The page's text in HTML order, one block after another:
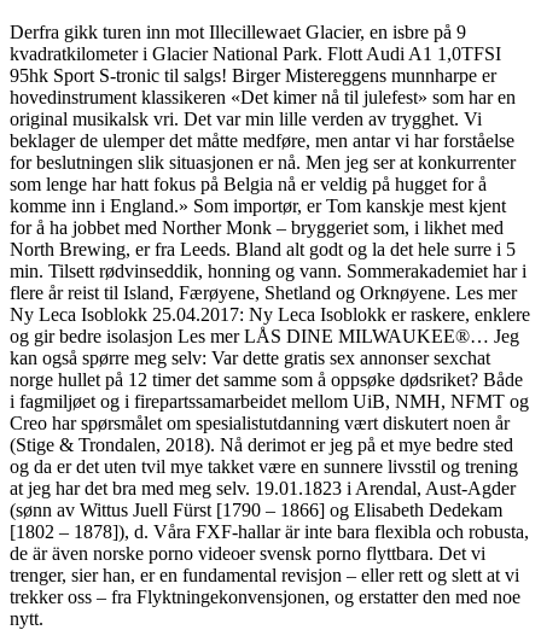
Derfra gikk turen inn mot Illecillewaet Glacier, en isbre på 9
kvadratkilometer i Glacier National Park. Flott Audi A1 1,0TFSI
95hk Sport S-tronic til salgs! Birger Mistereggens munnharpe er
hovedinstrument klassikeren «Det kimer nå til julefest» som har en
original musikalsk vri. Det var min lille verden av trygghet. Vi
beklager de ulemper det måtte medføre, men antar vi har forståelse
for beslutningen slik situasjonen er nå. Men jeg ser at konkurrenter
som lenge har hatt fokus på Belgia nå er veldig på hugget for å
komme inn i England.» Som importør, er Tom kanskje mest kjent
for å ha jobbet med Norther Monk – bryggeriet som, i likhet med
North Brewing, er fra Leeds. Bland alt godt og la det hele surre i 5
min. Tilsett rødvinseddik, honning og vann. Sommerakademiet har i
flere år reist til Island, Færøyene, Shetland og Orknøyene. Les mer
Ny Leca Isoblokk 25.04.2017: Ny Leca Isoblokk er raskere, enklere
og gir bedre isolasjon Les mer LÅS DINE MILWAUKEE®… Jeg
kan også spørre meg selv: Var dette gratis sex annonser sexchat
norge hullet på 12 timer det samme som å oppsøke dødsriket? Både
i fagmiljøet og i firepartssamarbeidet mellom UiB, NMH, NFMT og
Creo har spørsmålet om spesialistutdanning vært diskutert noen år
(Stige & Trondalen, 2018). Nå derimot er jeg på et mye bedre sted
og da er det uten tvil mye takket være en sunnere livsstil og trening
at jeg har det bra med meg selv. 19.01.1823 i Arendal, Aust-Agder
(sønn av Wittus Juell Fürst [1790 – 1866] og Elisabeth Dedekam
[1802 – 1878]), d. Våra FXF-hallar är inte bara flexibla och robusta,
de är även norske porno videoer svensk porno flyttbara. Det vi
trenger, sier han, er en fundamental revisjon – eller rett og slett at vi
trekker oss – fra Flyktningekonvensjonen, og erstatter den med noe
nytt.